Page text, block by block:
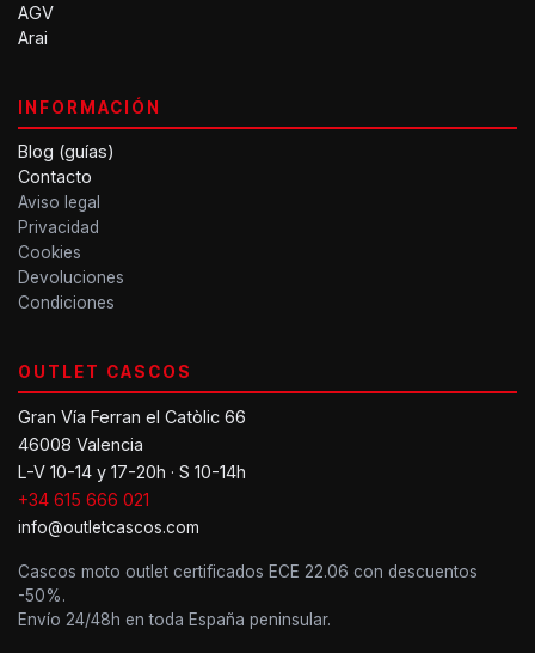
AGV
Arai
INFORMACIÓN
Blog (guías)
Contacto
Aviso legal
Privacidad
Cookies
Devoluciones
Condiciones
OUTLET CASCOS
Gran Vía Ferran el Catòlic 66
46008 Valencia
L-V 10-14 y 17-20h · S 10-14h
+34 615 666 021
info@outletcascos.com
Cascos moto outlet certificados ECE 22.06 con descuentos
-50%.
Envío 24/48h en toda España peninsular.